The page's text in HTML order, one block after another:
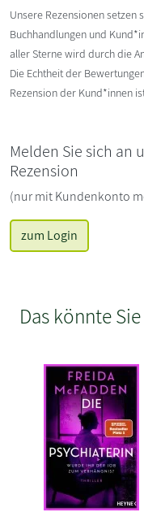
Unsere Rezensionen setzen
Buchhandlungen und
aller Sterne wird durch die
Die Echtheit der
Rezension der Kund*innen
Melden Sie sich an
Rezension
(nur mit Kundenkonto
zum Login
Das könnte